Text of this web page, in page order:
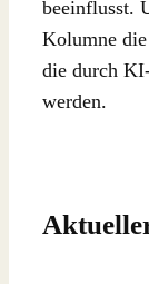
beeinflusst.
Kolumne
die durch
werden.